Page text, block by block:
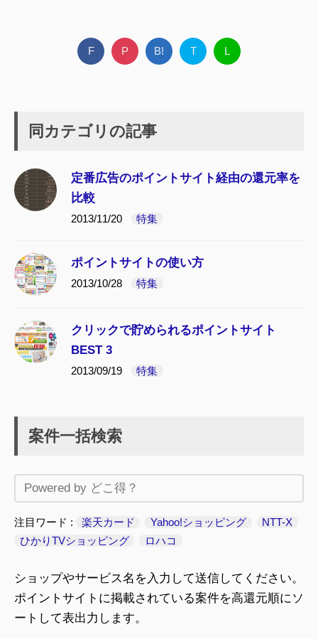
F P B! T L
同カテゴリの記事
定番広告のポイントサイト経由の還元率を
比較
2013/11/20 特集
ポイントサイトの使い方
2013/10/28 特集
クリックで貯められるポイントサイト
BEST 3
2013/09/19 特集
案件一括検索
注目ワード 楽天カード Yahoo!ショッピング
NTT-X
ひかりTVショッピング
ロハコ
ショップやサービス名を入力して送信してください。
ポイントサイトに掲載されている案件を高還元順にソ
ートして表出力します。